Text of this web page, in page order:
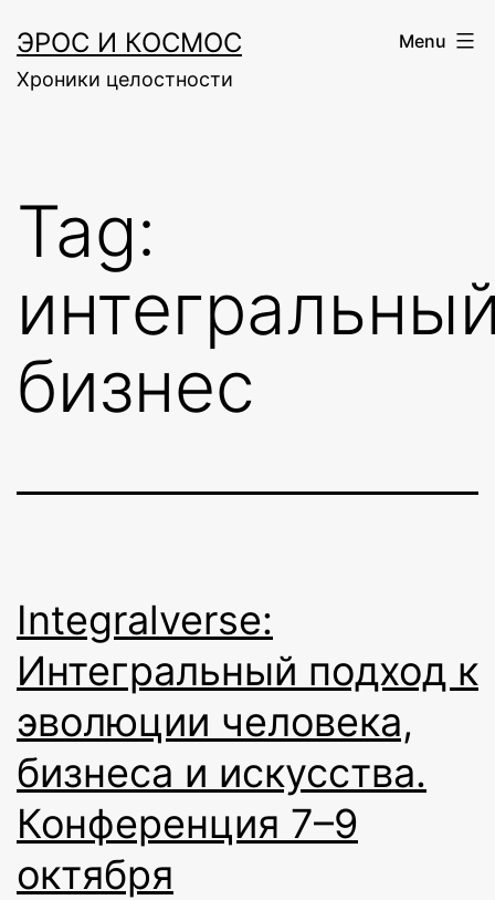
to
content
ЭРОС И КОСМОС
Хроники целостности
Menu
Tag:
бизнес
Integralverse:
Интегральный подход к
эволюции человека,
бизнеса и искусства.
Конференция 7–9
октября